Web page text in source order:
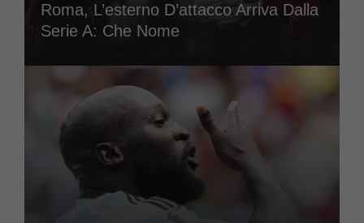
Roma, L’esterno D’attacco Arriva Dalla
Serie A: Che Nome